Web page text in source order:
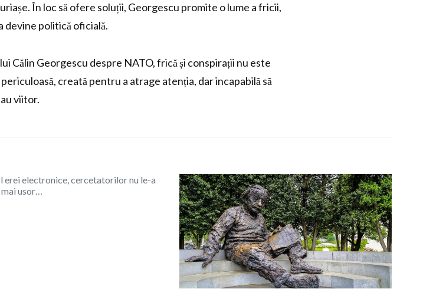
În loc să ofere soluții, Georgescu promite o lume a fricii,
devine politică oficială.
Călin Georgescu despre NATO, frică și conspirații nu este
creată pentru a atrage atenția, dar incapabilă să
viitor.
erei electronice, cercetatorilor nu le-a
usor…